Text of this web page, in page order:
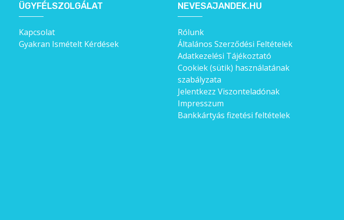
ÜGYFÉLSZOLGÁLAT
Kapcsolat
Gyakran Ismételt Kérdések
NEVESAJANDEK.HU
Rólunk
Általános Szerződési Feltételek
Adatkezelési Tájékoztató
Cookiek (sütik) használatának
szabályzata
Jelentkezz Viszonteladónak
Impresszum
Bankkártyás fizetési feltételek